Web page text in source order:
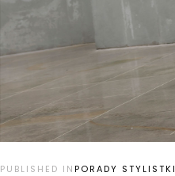
PUBLISHED INPORADY STYLISTKI